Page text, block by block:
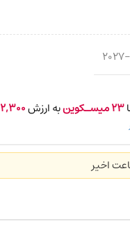
23میسـکوینبه ارزش2,300